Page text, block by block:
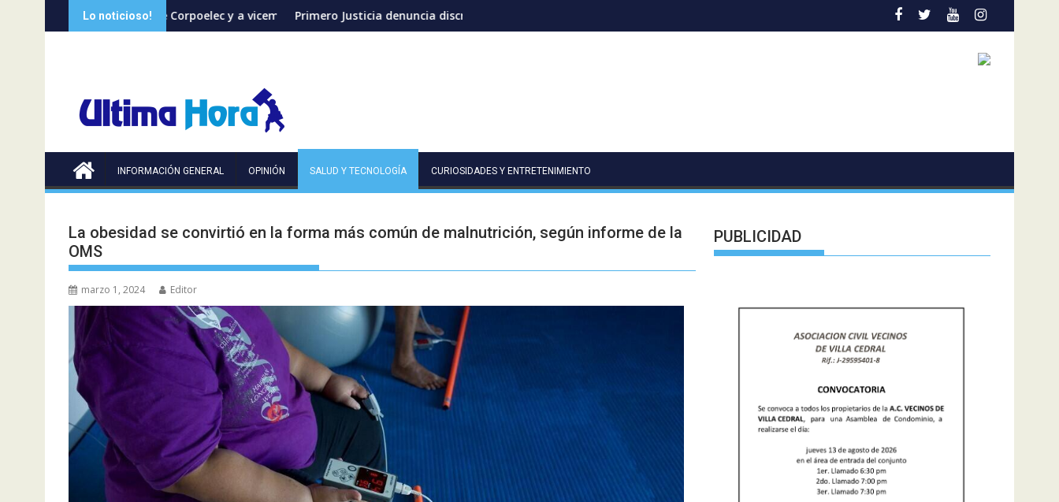
al
Lo noticioso!
de Corpoelec y a viceministro de Servicios EléctricosPrimero Justicia denuncia discriminación eléctrica en el interior del paísOzuna y Omar Courtz encienden el verano con “ZIZI” José Gregorio García Urquiola cuestionó diálogo
INFORMACIÓN GENERAL OPINIÓN SALUD Y TECNOLOGÍA CURIOSIDADES Y ENTRETENIMIENTO
La obesidad se convirtió en la forma más común de malnutrición, según informe de la
OMS
marzo 1, 2024 Editor
PUBLICIDAD